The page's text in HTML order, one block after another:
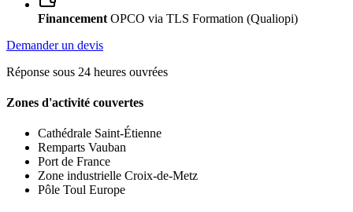
Financement OPCO via TLS Formation (Qualiopi)
Demander un devis
Réponse sous 24 heures ouvrées
Zones d'activité couvertes
Cathédrale Saint-Étienne
Remparts Vauban
Port de France
Zone industrielle Croix-de-Metz
Pôle Toul Europe